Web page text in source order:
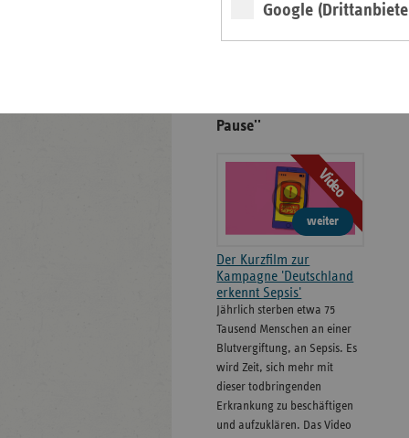
Google
Antragsunterlagen und
Formulare
Pause''
Video
weiter
Der Kurzfilm zur
Kampagne 'Deutschland
erkennt Sepsis'
Jährlich sterben etwa 75
Tausend Menschen an einer
Blutvergiftung, an Sepsis. Es
wird Zeit, sich mehr mit
dieser todbringenden
Erkrankung zu beschäftigen
und aufzuklären. Das Video